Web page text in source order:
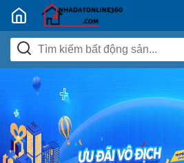
Nhadatban24h.vn